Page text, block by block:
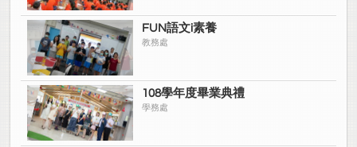
FUN語文i素養
教務處
108學年度畢業典禮
學務處